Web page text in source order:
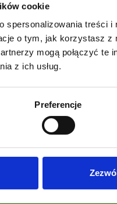
cookie
spersonalizowania treści
o tym, jak korzystasz
mogą połączyć te
z ich usług.
Preferencje